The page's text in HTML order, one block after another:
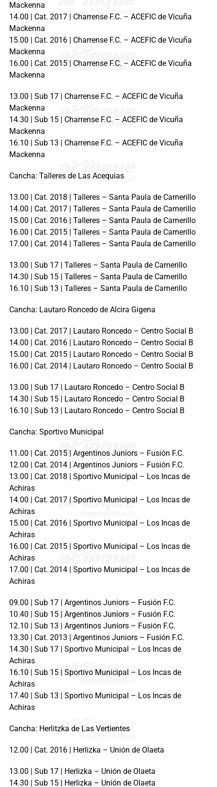
Mackenna
14.00 | Cat. 2017 | Charrense F.C. – ACEFIC de Vicuña
Mackenna
15.00 | Cat. 2016 | Charrense F.C. – ACEFIC de Vicuña
Mackenna
16.00 | Cat. 2015 | Charrense F.C. – ACEFIC de Vicuña
Mackenna
13.00 | Sub 17 | Charrense F.C. – ACEFIC de Vicuña
Mackenna
14.30 | Sub 15 | Charrense F.C. – ACEFIC de Vicuña
Mackenna
16.10 | Sub 13 | Charrense F.C. – ACEFIC de Vicuña
Mackenna
Cancha: Talleres de Las Acequias
13.00 | Cat. 2018 | Talleres – Santa Paula de Carnerillo
14.00 | Cat. 2017 | Talleres – Santa Paula de Carnerillo
15.00 | Cat. 2016 | Talleres – Santa Paula de Carnerillo
16.00 | Cat. 2015 | Talleres – Santa Paula de Carnerillo
17.00 | Cat. 2014 | Talleres – Santa Paula de Carnerillo
13.00 | Sub 17 | Talleres – Santa Paula de Carnerillo
14.30 | Sub 15 | Talleres – Santa Paula de Carnerillo
16.10 | Sub 13 | Talleres – Santa Paula de Carnerillo
Cancha: Lautaro Roncedo de Alcira Gigena
13.00 | Cat. 2017 | Lautaro Roncedo – Centro Social B
14.00 | Cat. 2016 | Lautaro Roncedo – Centro Social B
15.00 | Cat. 2015 | Lautaro Roncedo – Centro Social B
16.00 | Cat. 2014 | Lautaro Roncedo – Centro Social B
13.00 | Sub 17 | Lautaro Roncedo – Centro Social B
14.30 | Sub 15 | Lautaro Roncedo – Centro Social B
16.10 | Sub 13 | Lautaro Roncedo – Centro Social B
Cancha: Sportivo Municipal
11.00 | Cat. 2015 | Argentinos Juniors – Fusión F.C.
12.00 | Cat. 2014 | Argentinos Juniors – Fusión F.C.
13.00 | Cat. 2018 | Sportivo Municipal – Los Incas de
Achiras
14.00 | Cat. 2017 | Sportivo Municipal – Los Incas de
Achiras
15.00 | Cat. 2016 | Sportivo Municipal – Los Incas de
Achiras
16.00 | Cat. 2015 | Sportivo Municipal – Los Incas de
Achiras
17.00 | Cat. 2014 | Sportivo Municipal – Los Incas de
Achiras
09.00 | Sub 17 | Argentinos Juniors – Fusión F.C.
10.40 | Sub 15 | Argentinos Juniors – Fusión F.C.
12.10 | Sub 13 | Argentinos Juniors – Fusión F.C.
13.30 | Cat. 2013 | Argentinos Juniors – Fusión F.C.
14.30 | Sub 17 | Sportivo Municipal – Los Incas de
Achiras
16.10 | Sub 15 | Sportivo Municipal – Los Incas de
Achiras
17.40 | Sub 13 | Sportivo Municipal – Los Incas de
Achiras
Cancha: Herlitzka de Las Vertientes
12.00 | Cat. 2016 | Herlizka – Unión de Olaeta
13.00 | Sub 17 | Herlizka – Unión de Olaeta
14.30 | Sub 15 | Herlizka – Unión de Olaeta